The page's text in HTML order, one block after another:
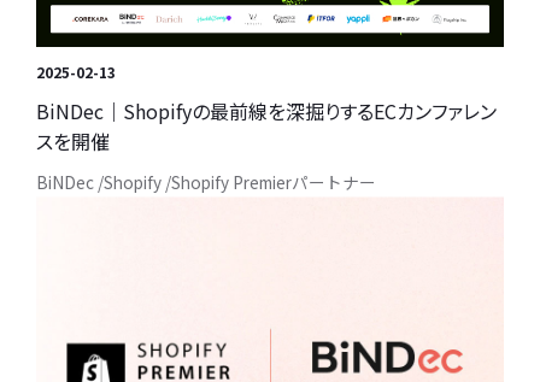
2025-02-13
BiNDec｜Shopifyの最前線を深掘りするECカンファレン
スを開催
BiNDec Shopify Shopify Premierパートナー